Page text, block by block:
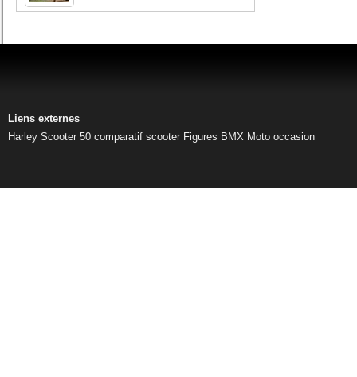
Liens externes
Harley Scooter 50 comparatif scooter Figures BMX Moto occasion